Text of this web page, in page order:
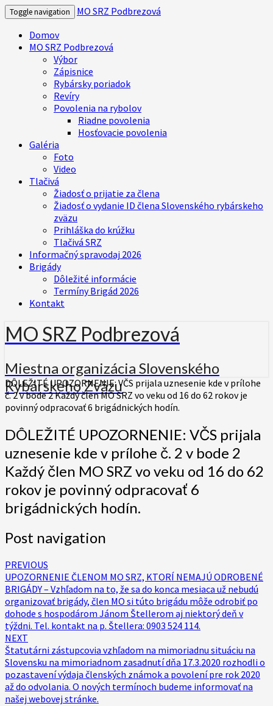
Toggle navigation
MO SRZ Podbrezová
Domov
MO SRZ Podbrezová
Výbor
Zápisnice
Rybársky poriadok
Revíry
Povolenia na rybolov
Riadne povolenia
Hosťovacie povolenia
Galéria
Foto
Video
Tlačivá
Žiadosť o prijatie za člena
Žiadosť o vydanie ID člena Slovenského rybárskeho
zväzu
Prihláška do krúžku
Tlačivá SRZ
Informačný spravodaj 2026
Brigády
Dôležité informácie
Termíny Brigád 2026
Kontakt
MO SRZ Podbrezová
Miestna organizácia Slovenského
Rybárskeho Zväzu
DÔLEŽITÉ UPOZORNENIE: VČS prijala uznesenie kde v prílohe
č. 2 v bode 2 Každý člen MO SRZ vo veku od 16 do 62 rokov je
povinný odpracovať 6 brigádnických hodín.
DÔLEŽITÉ UPOZORNENIE: VČS prijala
uznesenie kde v prílohe č. 2 v bode 2
Každý člen MO SRZ vo veku od 16 do 62
rokov je povinný odpracovať 6
brigádnických hodín.
Post navigation
PREVIOUS
UPOZORNENIE ČLENOM MO SRZ, KTORÍ NEMAJÚ ODROBENÉ
BRIGÁDY – Vzhľadom na to, že sa do konca mesiaca už nebudú
organizovať brigády, člen MO si túto brigádu môže odrobiť po
dohode s hospodárom Jánom Štellerom aj niektorý deň v
týždni. Tel. kontakt na p. Štellera: 0903 524 114.
NEXT
Štatutárni zástupcovia vzhľadom na mimoriadnu situáciu na
Slovensku na mimoriadnom zasadnutí dňa 17.3.2020 rozhodli o
pozastavení výdaja členských známok a povolení pre rok 2020
až do odvolania. O nových termínoch budeme informovať na
našej webovej stránke.